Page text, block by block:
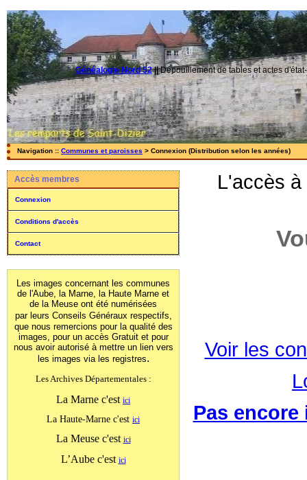
Généalogie Nord 52||Dépouillement de tables et actes
Navigation :: Communes et paroisses > Connexion (Distribution selon les années)
Accès membres
Connexion
Conditions d'accès
Contact
Les images concernant les communes
de l'Aube, la Marne, la Haute Marne et
de la Meuse ont été numérisées
par leurs Conseils Généraux respectifs,
que nous remercions pour la qualité des
images, pour un accès Gratuit et pour
nous avoir autorisé à mettre un lien vers
les images via les registres.
Les Archives Départementales :
La Marne c'est ici
La Haute-Marne c'est ici
La Meuse c'est ici
L’Aube c'est ici
L'accès
Voir les
Pas